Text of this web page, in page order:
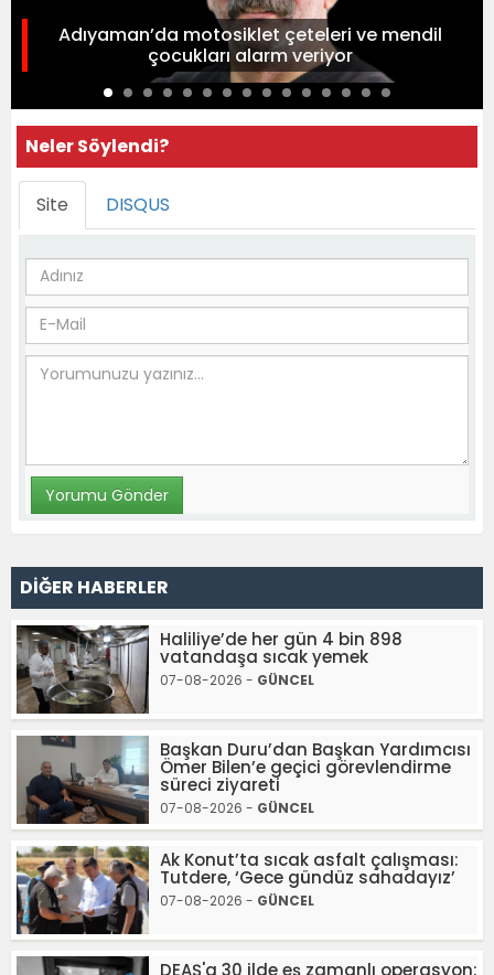
Adıyaman’da motosiklet çeteleri ve mendil
çocukları alarm veriyor
Neler Söylendi?
Site DISQUS
DİĞER HABERLER
Haliliye’de her gün 4 bin 898
vatandaşa sıcak yemek
07-08-2026 - GÜNCEL
Başkan Duru’dan Başkan Yardımcısı
Ömer Bilen’e geçici görevlendirme
süreci ziyareti
07-08-2026 - GÜNCEL
Ak Konut’ta sıcak asfalt çalışması:
Tutdere, ‘Gece gündüz sahadayız’
07-08-2026 - GÜNCEL
DEAŞ'a 30 ilde eş zamanlı operasyon: